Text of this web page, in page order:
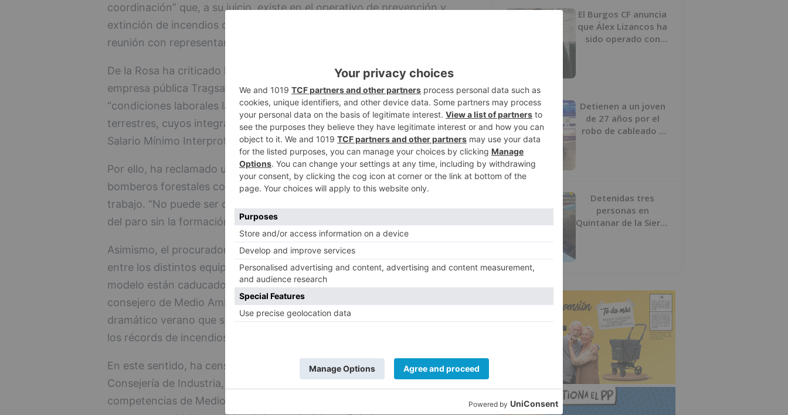
coordinación” que, a su juicio, existe en el operativo de prevención y
extinción de incendios de Castilla y León. Lo ha hecho tras mantener una
reunión con representantes sindicales del sector.
De la Rosa ha criticado la derivación de las nuevas contrataciones a la
empresa pública Tragsa, que, según ha afirmado, ofrece unas
“condiciones laborales lamentables”, especialmente para las cuadrillas
terrestres, cuyos integrantes perciben salarios apenas superiores al
Salario Mínimo Interprofesional.
Por ello, ha reclamado una mayor convocatoria de oposiciones para
bomberos forestales con el objetivo de profesionalizar estos puestos de
trabajo. “No puede ser que sean personas voluntarias o gente que viene
del paro sin la formación ni la preparación necesarias”, ha asegurado.
Asimismo, el procurador socialista ha criticado la falta de coordinación
entre los distintos equipos y ha considerado que “la estructura y el
modelo están caducados”. También ha cargado contra el anterior
consejero de Medio Ambiente, Juan Carlos Suárez-Quiñones, tras “el
dramático verano que sufrimos el año pasado, cuando se batieron todos
los récords de incendios forestales” en la Comunidad.
En este sentido, ha censurado que se le haya “recompensado” con la
Consejería de Industria, Comercio y Empleo, mientras que las
competencias de Medio Ambiente han quedado en manos de Vox. “Es
El Burgos CF anuncia
que Álex Lizancos ha
sido operado con
4
Detienen a un joven
de 27 años por el
robo de cableado y
Detenidas tres
personas en
Quintanar de la Sierra